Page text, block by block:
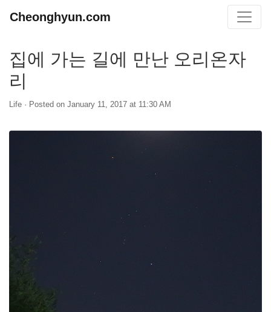
Cheonghyun.com
집에 가는 길에 만난 오리온자
리
Life · Posted on January 11, 2017 at 11:30 AM